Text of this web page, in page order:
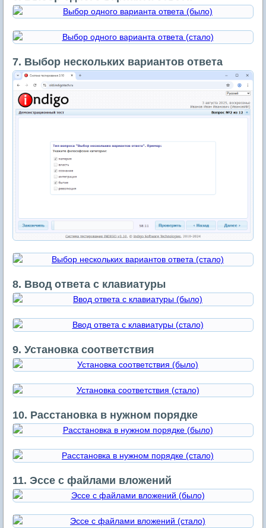
7. Выбор нескольких вариантов ответа
8. Ввод ответа с клавиатуры
9. Установка соответствия
10. Расстановка в нужном порядке
11. Эссе с файлами вложений